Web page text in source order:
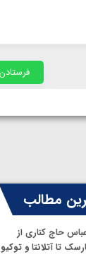
مطالب
حاج کناری از
تا آتلانتا و توکیو